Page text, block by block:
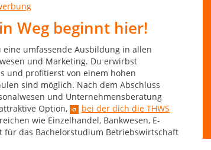
Weg beginnt hier!
umfassende Ausbildung in allen
und Marketing. Du erwirbst
und profitierst von einem hohen
sind möglich. Nach dem Abschluss
und Unternehmensberatung
Option,
bei der dich die THWS
wie Einzelhandel, Bankwesen, E-
für das Bachelorstudium Betriebswirtschaft